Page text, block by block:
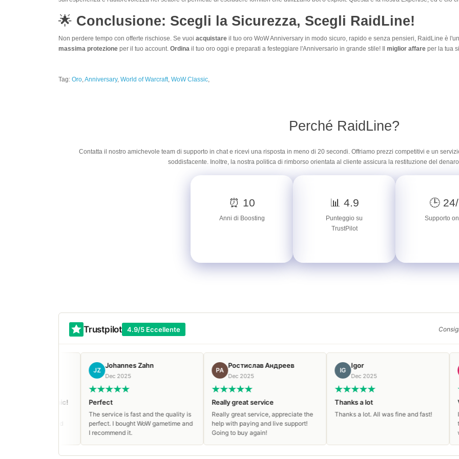
🌟 Conclusione: Scegli la Sicurezza, Scegli RaidLine!
Non perdere tempo con offerte rischiose. Se vuoi acquistare il tuo oro WoW Anniversary in modo sicuro, rapido e senza pensieri, RaidLine è
massima protezione per il tuo account. Ordina il tuo oro oggi e preparati a festeggiare l'Anniversario in grande stile! Il miglior affare per la tua
Tag: Oro Anniversary, World of Warcraft, WoW Classic
Perché RaidLine?
Contatta il nostro amichevole team di supporto in chat e ricevi una risposta in meno di 20 secondi. Offriamo prezzi competitivi e un
soddisfacente. Inoltre, la nostra politica di rimborso orientata al cliente assicura la restituzione del
⏰ 10
Anni di Boosting
📊 4.9
Punteggio su
TrustPilot
🕒
Supporto
Trustpilot 4.9/5 Eccellente
Johannes Zahn
Dec 2025
Perfect
The service is fast and the quality is
perfect. I bought WoW gametime and
I recommend it.
Ростислав Андреев
Dec 2025
Really great service
Really great service, appreciate the
help with paying and live support!
Going to buy again!
Dec 2025
Thanks a lot. All was fine and fast!
Dec 2025
Very good
I had a very
their service.
within 1